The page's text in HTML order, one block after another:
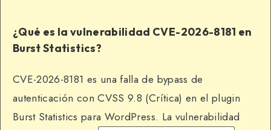
¿Qué es la vulnerabilidad CVE-2026-8181 en
Burst Statistics?
CVE-2026-8181 es una falla de bypass de
autenticación con CVSS 9.8 (Crítica) en el plugin
Burst Statistics para WordPress. La vulnerabilidad